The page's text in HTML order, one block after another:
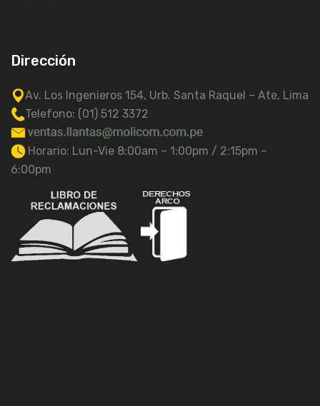
Dirección
Av. Los Ingenieros 154, Urb. Santa Raquel – Ate, Lima
Telefono: (01) 512 3372
Horario: Lun-Vie 8:00am – 1:00pm / 2:15pm –
6:00pm